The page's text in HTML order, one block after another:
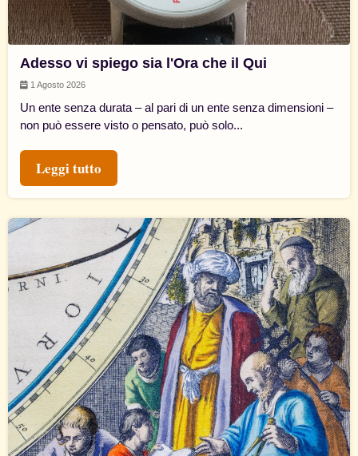
Adesso vi spiego sia l'Ora che il Qui
1 Agosto 2026
Un ente senza durata – al pari di un ente senza dimensioni –
non può essere visto o pensato, può solo...
Leggi tutto